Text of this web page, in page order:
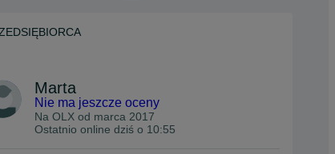
Marta
Nie ma jeszcze oceny
Na OLX od marca 2017
Ostatnio online dziś o 10:55